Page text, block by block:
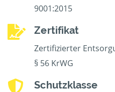
9001:2015
Zertifikat
Zertifizierter
§ 56 KrWG
Schutzklasse